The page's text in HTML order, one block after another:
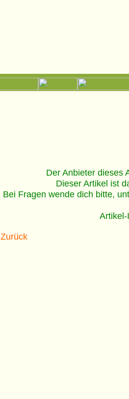
Der Anbieter dieses
Dieser Artikel ist
Bei Fragen wende dich bitte,
Zurück